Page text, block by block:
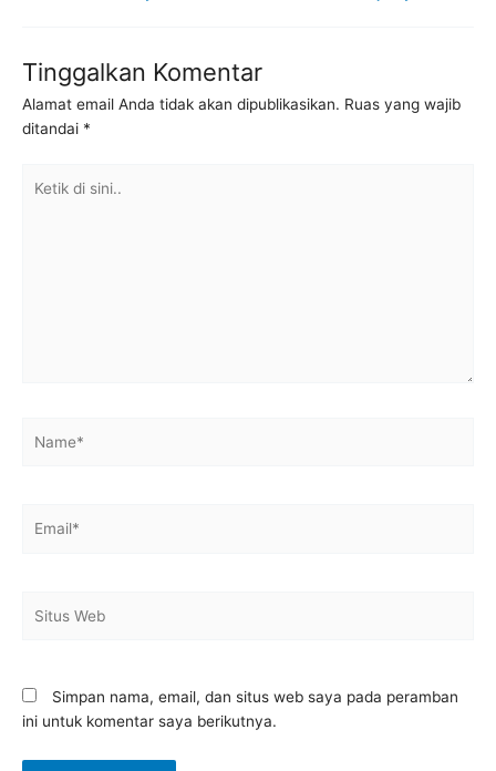
Tinggalkan Komentar
Alamat email Anda tidak akan dipublikasikan. Ruas yang wajib
ditandai *
Web
Simpan nama, email, dan situs web saya pada peramban
ini untuk komentar saya berikutnya.